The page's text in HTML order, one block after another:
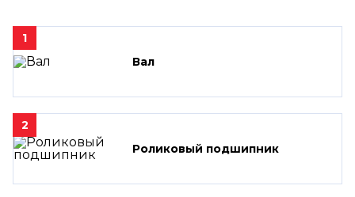
1
Вал
2
Роликовый подшипник